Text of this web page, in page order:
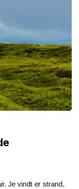
Je vindt er strand,